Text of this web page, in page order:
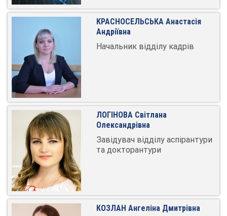
КРАСНОСЕЛЬСЬКА Анастасія
Андріївна
Начальник відділу кадрів
ЛОГІНОВА Світлана
Олександрівна
Завідувач відділу аспірантури
та докторантури
КОЗЛАН Ангеліна Дмитрівна